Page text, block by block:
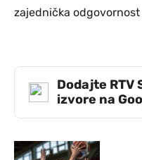
zajednička
Dodajte RTV
izvore na